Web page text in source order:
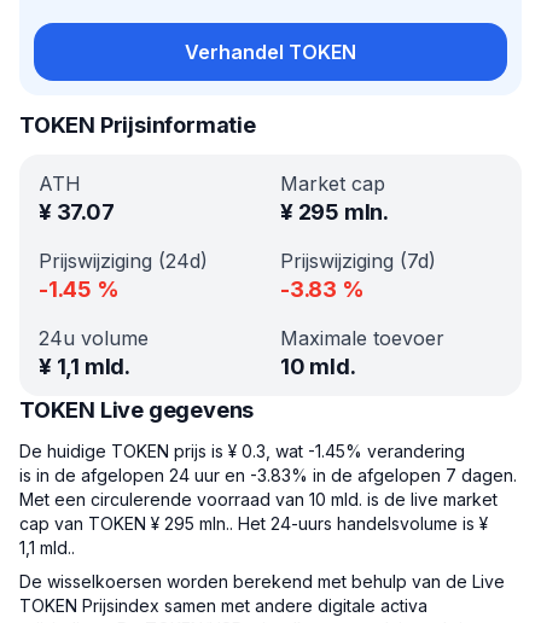
Verhandel TOKEN
TOKEN Prijsinformatie
ATH
¥ 37.07
Market cap
¥ 295 mln.
Prijswijziging (24d)
-1.45 %
Prijswijziging (7d)
-3.83 %
24u volume
¥ 1,1 mld.
Maximale toevoer
10 mld.
TOKEN Live gegevens
De huidige TOKEN prijs is ¥ 0.3, wat -1.45% verandering
is in de afgelopen 24 uur en -3.83% in de afgelopen 7 dagen.
Met een circulerende voorraad van 10 mld. is de live market
cap van TOKEN ¥ 295 mln.. Het 24-uurs handelsvolume is ¥
1,1 mld..
De wisselkoersen worden berekend met behulp van de Live
TOKEN Prijsindex samen met andere digitale activa